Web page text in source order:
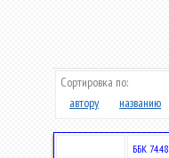
Сортировка по:
автору
названию
ББК 74.48